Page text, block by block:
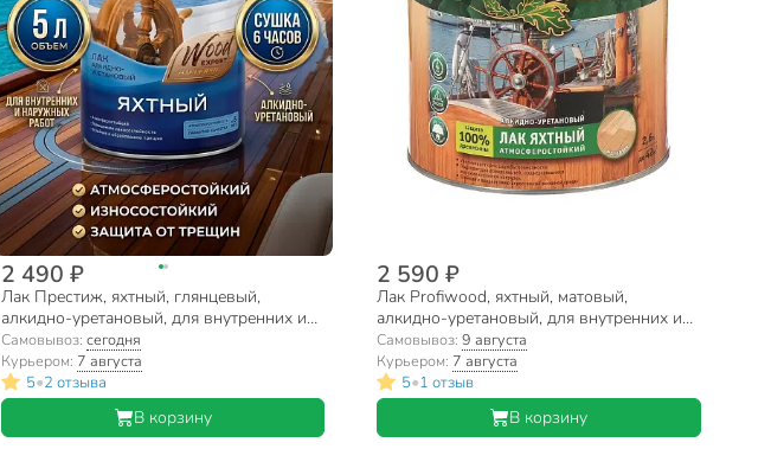
2 490 ₽
Лак Престиж, яхтный, глянцевый,
алкидно-уретановый, для внутренних и
наружных работ, 5 л
Самовывоз: сегодня
Курьером: 7 августа
5•2 отзыва
В корзину
2 590 ₽
Лак Profiwood, яхтный, матовый,
алкидно-уретановый, для внутренних и
наружных работ, 2.4 кг
Самовывоз:9 августа
Курьером: 7 августа
5•1 отзыв
В корзину